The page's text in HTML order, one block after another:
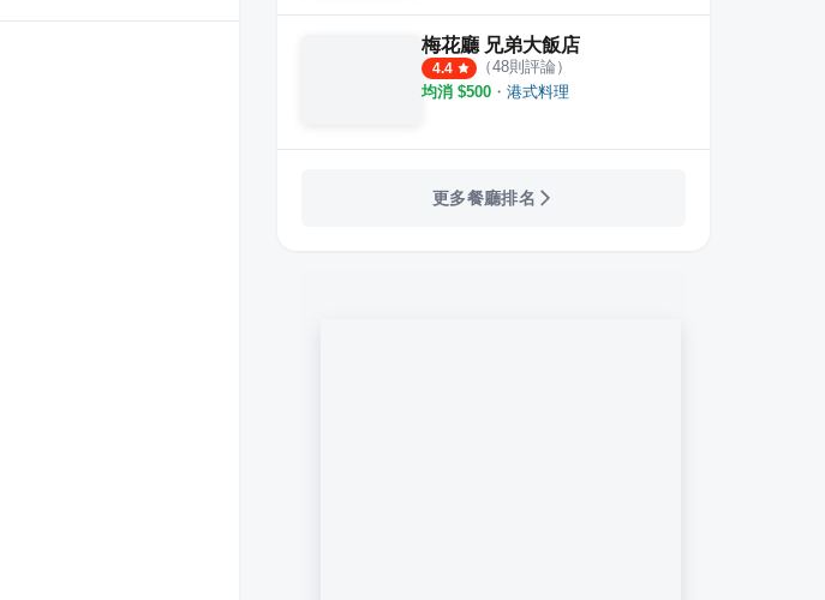
梅花廳 兄弟大飯店
4.4 （48則評論）
均消 $500 ・ 港式料理
更多餐廳排名